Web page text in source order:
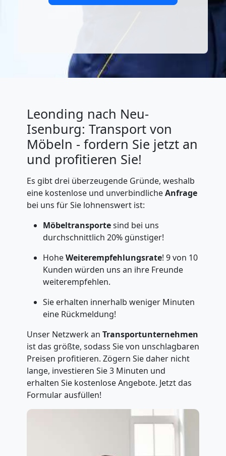
Leonding nach Neu-
Isenburg: Transport von
Möbeln - fordern Sie jetzt an
und profitieren Sie!
Es gibt drei überzeugende Gründe, weshalb
eine kostenlose und unverbindlicheAnfrage
bei uns für Sie lohnenswert ist:
Möbeltransportesind bei uns
durchschnittlich 20% günstiger!
HoheWeiterempfehlungsrate! 9 von 10
Kunden würden uns an ihre Freunde
weiterempfehlen.
Sie erhalten innerhalb weniger Minuten
eine Rückmeldung!
Unser Netzwerk an Transportunternehmen
ist das größte, sodass Sie von unschlagbaren
Preisen profitieren. Zögern Sie daher nicht
lange, investieren Sie 3 Minuten und
erhalten Sie kostenlose Angebote. Jetzt das
Formular ausfüllen!